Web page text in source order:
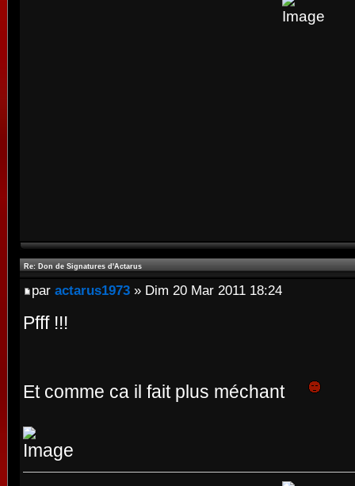
Re: Don de Signatures d'Actarus
par actarus1973 » Dim 20 Mar 2011 18:24
Pfff !!!
Et comme ca il fait plus méchant